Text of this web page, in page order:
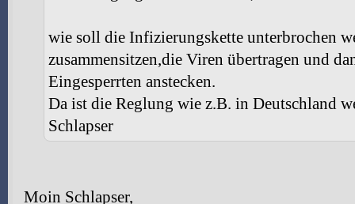
wie soll die Infizierungskette unterbrochen
zusammensitzen,die Viren übertragen und
Eingesperrten anstecken.
Da ist die Reglung wie z.B. in Deutschland
Schlapser
Moin Schlapser,